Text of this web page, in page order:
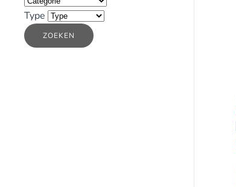
Type
ZOEKEN